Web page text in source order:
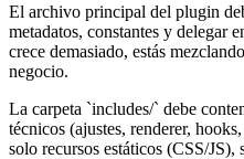
El archivo principal del plugin
metadatos, constantes y delegar
crece demasiado, estás
negocio.
La carpeta `includes/` debe
técnicos (ajustes, renderer,
solo recursos estáticos (CSS/JS),